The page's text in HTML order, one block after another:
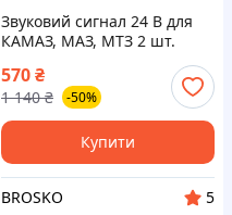
Звуковий сигнал 24 В для
КАМАЗ, МАЗ, МТЗ 2 шт.
С313/314 для надійної
роботи
570₴
1 140 ₴ -50%
Купити
BROSKO
5